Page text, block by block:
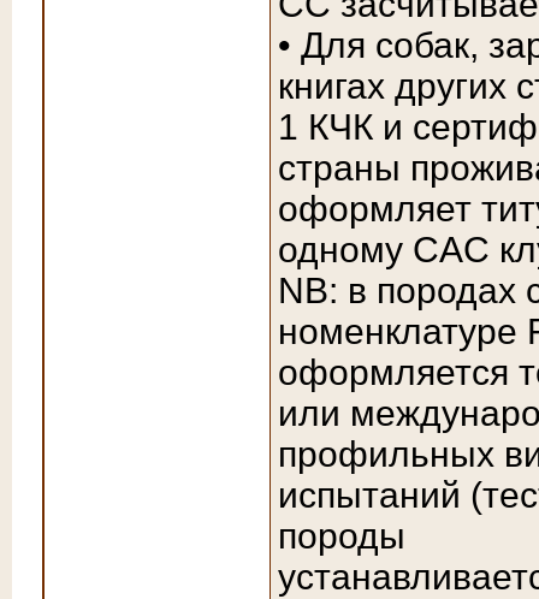
• Для собак,
книгах других
1 КЧК и
страны
оформляет
одному CAC
NB: в породах
номенклатуре
оформляется
или
профильных
испытаний
породы